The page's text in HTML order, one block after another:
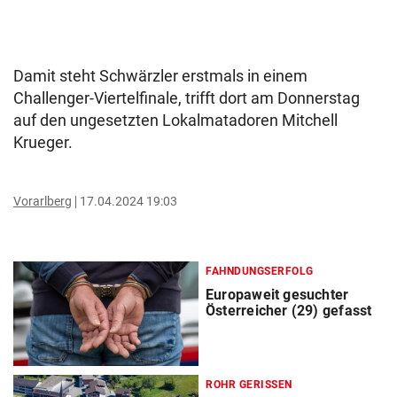
Damit steht Schwärzler erstmals in einem
Challenger-Viertelfinale, trifft dort am Donnerstag
auf den ungesetzten Lokalmatadoren Mitchell
Krueger.
Vorarlberg 17.04.2024 19:03
FAHNDUNGSERFOLG
Europaweit gesuchter
Österreicher (29) gefasst
ROHR GERISSEN